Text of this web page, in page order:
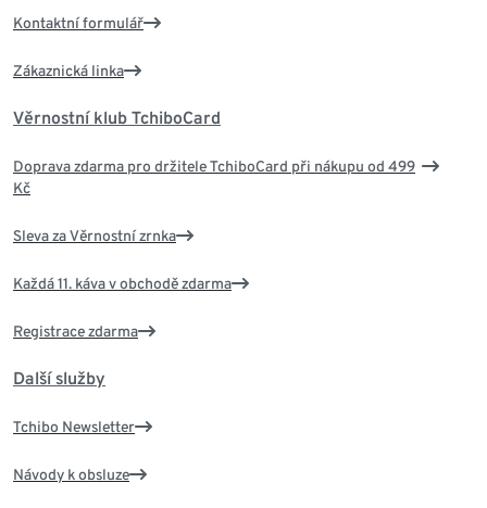
Kontaktní formulář
Zákaznická linka
Věrnostní klub TchiboCard
Doprava zdarma pro držitele TchiboCard při nákupu od 499
Kč
Sleva za Věrnostní zrnka
Každá 11. káva v obchodě zdarma
Registrace zdarma
Další služby
Tchibo Newsletter
Návody k obsluze